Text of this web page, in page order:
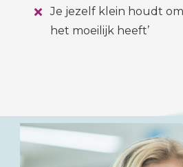
Je jezelf klein houdt
het moeilijk heeft’